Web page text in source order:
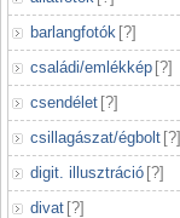
barlangfotók [?]
családi/emlékkép [?]
csendélet [?]
csillagászat/égbolt [?]
digit. illusztráció [?]
divat [?]